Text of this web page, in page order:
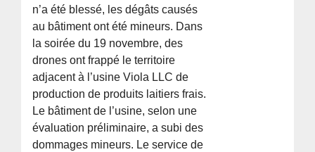
n’a été blessé, les dégâts causés
au bâtiment ont été mineurs. Dans
la soirée du 19 novembre, des
drones ont frappé le territoire
adjacent à l’usine Viola LLC de
production de produits laitiers frais.
Le bâtiment de l’usine, selon une
évaluation préliminaire, a subi des
dommages mineurs. Le service de